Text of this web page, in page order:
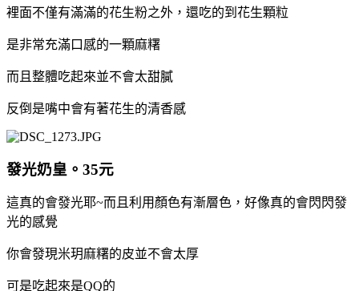
裡面不僅有滿滿的花生粉之外，還吃的到花生顆粒
是非常充滿口感的一顆麻糬
而且整體吃起來並不會太甜膩
反倒是嘴中會有著花生的清香感
發光奶皇。35元
這真的會發光耶~而且利用顏色有漸層色，好像真的會閃閃發
光的感覺
你會發現米玥麻糬的皮並不會太厚
可是吃起來是QQ的